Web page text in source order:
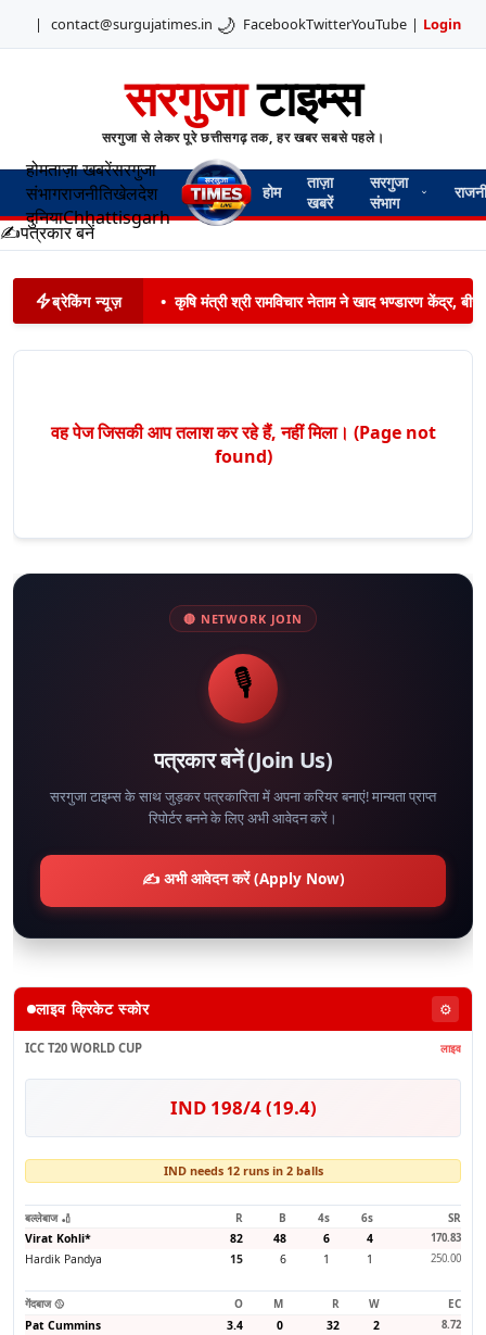
| contact@surgujatimes.in 🌙 FacebookTwitterYouTube | Login
सरगुजाटाइम्स
सरगुजा से लेकर पूरे छत्तीसगढ़ तक, हर खबर सबसे पहले।
होमताज़ा खबरेंसरगुजा
संभागराजनीतिखेलदेश
दुनियाChhattisgarh
होम
ताज़ा
खबरें
सरगुजा
संभाग
✍️पत्रकार बनें
ब्रेकिंग न्यूज़ • कृषि मंत्री श्री रामविचार नेताम ने खाद भण्डारण केंद्र,
वह पेज जिसकी आप तलाश कर रहे हैं, नहीं मिला। (Page not
found)
🔴 NETWORK JOIN
🎙️
पत्रकार बनें (Join Us)
सरगुजा टाइम्स के साथ जुड़कर पत्रकारिता में अपना करियर बनाएं! मान्यता प्राप्त
रिपोर्टर बनने के लिए अभी आवेदन करें।
✍️ अभी आवेदन करें (Apply Now)
लाइव क्रिकेट स्कोर ⚙️
ICC T20 WORLD CUP लाइव
IND 198/4 (19.4)
IND needs 12 runs in 2 balls
बल्लेबाज 🏏 R B 4s 6s
SR
Virat Kohli* 82 48 6 4 170.83
Hardik Pandya 15 6 1 1 250.00
गेंदबाज 🥎 O M R W
EC
Pat Cummins
3.4 0 32 2 8.72